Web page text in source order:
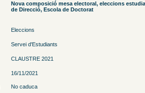
Nova composició mesa electoral, eleccions
de Direcció, Escola de Doctorat
Eleccions
Servei d'Estudiants
CLAUSTRE 2021
16/11/2021
No caduca